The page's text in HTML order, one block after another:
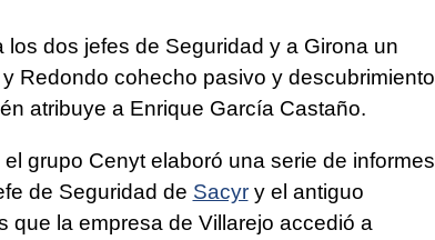
dos jefes de Seguridad y a Girona un
Redondo cohecho pasivo y descubrimiento
atribuye a Enrique García Castaño.
grupo Cenyt elaboró una serie de informes
de Seguridad de Sacyry el antiguo
que la empresa de Villarejo accedió a